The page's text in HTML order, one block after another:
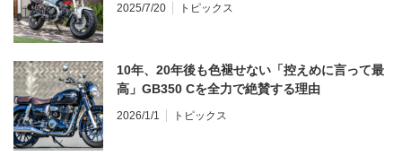
2025/7/20 トピックス
10年、20年後も色褪せない「控えめに言って最
高」GB350 Cを全力で絶賛する理由
2026/1/1 トピックス